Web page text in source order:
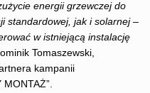
energii grzewczej do
standardowej, jak i solarnej –
w istniejącą instalację
Tomaszewski,
kampanii
MONTAŻ”.